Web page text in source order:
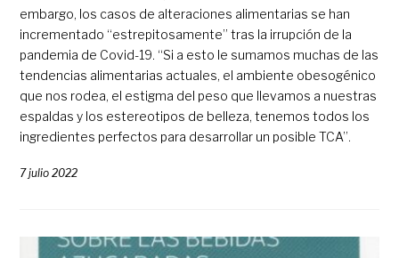
embargo, los casos de alteraciones alimentarias se han
incrementado “estrepitosamente” tras la irrupción de la
pandemia de Covid-19. “Si a esto le sumamos muchas de las
tendencias alimentarias actuales, el ambiente obesogénico
que nos rodea, el estigma del peso que llevamos a nuestras
espaldas y los estereotipos de belleza, tenemos todos los
ingredientes perfectos para desarrollar un posible TCA”.
7 julio 2022